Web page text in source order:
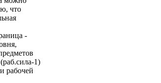
что
-
1)
рабочей